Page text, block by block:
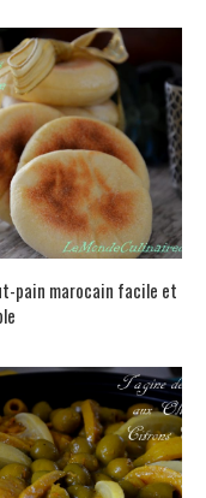
pain marocain facile et